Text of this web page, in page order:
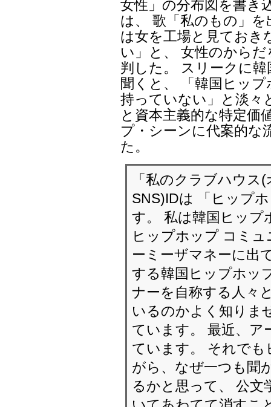
女性」の分布図を書き
は、 歌「私のもの」
は女を工場と見ておき
い」と、 女性のから
判した。 スリークに
聞くと、 「韓国ヒッ
持っていない」と淡々
と資本主義的な特定価
プ・シーンに代案的な
た。
「私のクラブハウ
SNS)IDは 「ヒップ
す。 私は韓国ヒップ
ヒップホップ コミ
ーミーザマネーに出
する韓国ヒップホッ
ナーを自称する人々
いるのかよく知りま
ています。 最近、ア
ています。 それで
がら、なぜ一つも聞
るかと思って、 公文